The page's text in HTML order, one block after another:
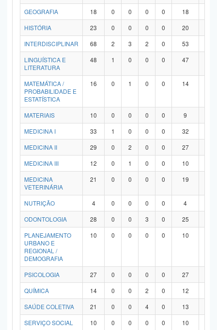
GEOGRAFIA
18 0 0 0 0 18
HISTÓRIA
23 0 0 0 0 20
INTERDISCIPLINAR
68 2 3 2 0 53
LINGUÍSTICA E
LITERATURA
48 1 0 0 0 47
MATEMÁTICA /
PROBABILIDADE E
ESTATÍSTICA
16 0 1 0 0 14
MATERIAIS 10 0 0 0 0 9
MEDICINA I
33 1 0 0 0 32
MEDICINA II
29 0 2 0 0 27
MEDICINA III
12 0 1 0 0 10
MEDICINA
VETERINÁRIA
21 0 0 0 0 19
NUTRIÇÃO 4 0 0 0 0 4
ODONTOLOGIA
28 0 0 3 0 25
PLANEJAMENTO
URBANO E
REGIONAL /
DEMOGRAFIA
10 0 0 0 0 10
PSICOLOGIA 27 0 0 0 0 27
QUÍMICA
14 0 0 2 0 12
SAÚDE COLETIVA
21 0 0 4 0 13
SERVIÇO SOCIAL
10 0 0 0 0 10